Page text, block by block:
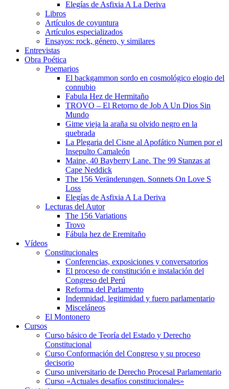
Elegías de Asfixia A La Deriva
Libros
Artículos de coyuntura
Artículos especializados
Ensayos: rock, género, y similares
Entrevistas
Obra Poética
Poemarios
El backgammon sordo en cosmológico elogio del
connubio
Fabula Hez de Hermitaño
TROVO – El Retorno de Job A Un Dios Sin
Mundo
Gime vieja la araña su olvido negro en la
quebrada
La Plegaria del Cisne al Apofático Numen por el
Insepulto Camaleón
Maine, 40 Bayberry Lane. The 99 Stanzas at
Cape Neddick
The 156 Veränderungen. Sonnets On Love S
Loss
Elegías de Asfixia A La Deriva
Lecturas del Autor
The 156 Variations
Trovo
Fábula hez de Eremitaño
Vídeos
Constitucionales
Conferencias, exposiciones y conversatorios
El proceso de constitución e instalación del
Congreso del Perú
Reforma del Parlamento
Indemnidad, legitimidad y fuero parlamentario
Misceláneos
El Montonero
Cursos
Curso básico de Teoría del Estado y Derecho
Constitucional
Curso Conformación del Congreso y su proceso
decisorio
Curso universitario de Derecho Procesal Parlamentario
Curso «Actuales desafíos constitucionales»